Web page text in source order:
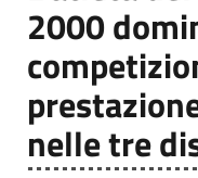
2000
nelle tre